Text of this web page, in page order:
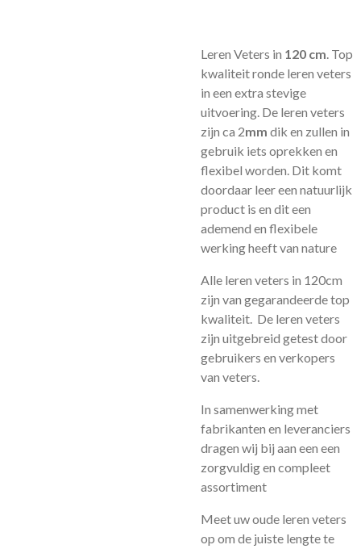
Leren Veters in 120 cm. Top
kwaliteit ronde leren veters
in een extra stevige
uitvoering. De leren veters
zijn ca 2mm dik en zullen in
gebruik iets oprekken en
flexibel worden. Dit komt
doordaar leer een natuurlijk
product is en dit een
ademend en flexibele
werking heeft van nature
Alle leren veters in 120cm
zijn van gegarandeerde top
kwaliteit. De leren veters
zijn uitgebreid getest door
gebruikers en verkopers
van veters.
In samenwerking met
fabrikanten en leveranciers
dragen wij bij aan een een
zorgvuldig en compleet
assortiment
Meet uw oude leren veters
op om de juiste lengte te